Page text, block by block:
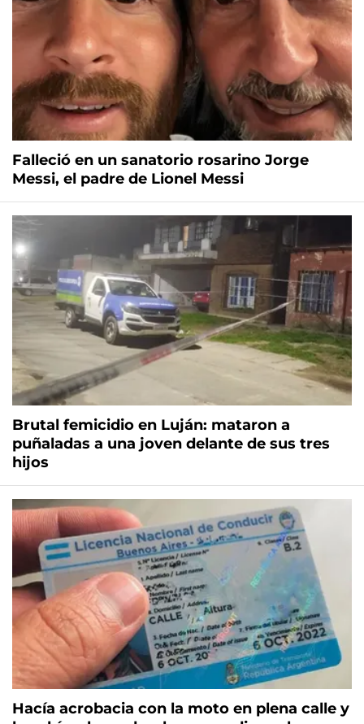
Falleció en un sanatorio rosarino Jorge
Messi, el padre de Lionel Messi
Brutal femicidio en Luján: mataron a
puñaladas a una joven delante de sus tres
hijos
Hacía acrobacia con la moto en plena calle y